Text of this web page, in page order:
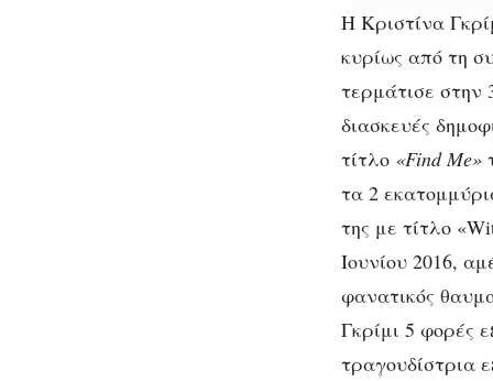
22
της
χρόνια
Η Κριστίνα
κυρίως από τη
τερμάτισε στην
διασκευές
τίτλο «Find Me»
τα 2
της με τίτλο
Ιουνίου 2016,
φανατικός
Γκρίμι 5 φορές
τραγουδίστρια